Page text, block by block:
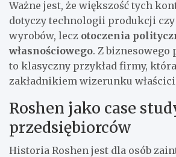
Ważne jest, że większość tych
dotyczy technologii produkcji
wyrobów, lecz otoczenia
własnościowego. Z
to klasyczny przykład firmy, która
zakładnikiem wizerunku
Roshen jako case
przedsiębiorców
Historia Roshen jest dla osób